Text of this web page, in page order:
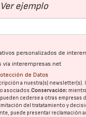
Ver ejemplo
personalizados de
vía interempresas.net
de Datos
a nuestra(s) newsletter(s).
asociados.Conservación:
cederse a otras empresas
del tratatamiento y
puede presentar reclamación